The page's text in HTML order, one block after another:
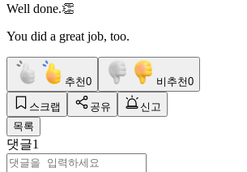
Well done.👏
You did a great job, too.
추천0 비추천0
스크랩 공유
신고
목록
댓글1